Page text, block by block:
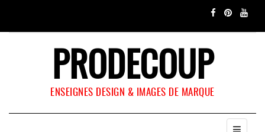
PRODECOUP
ENSEIGNES DESIGN & IMAGES DE MARQUE